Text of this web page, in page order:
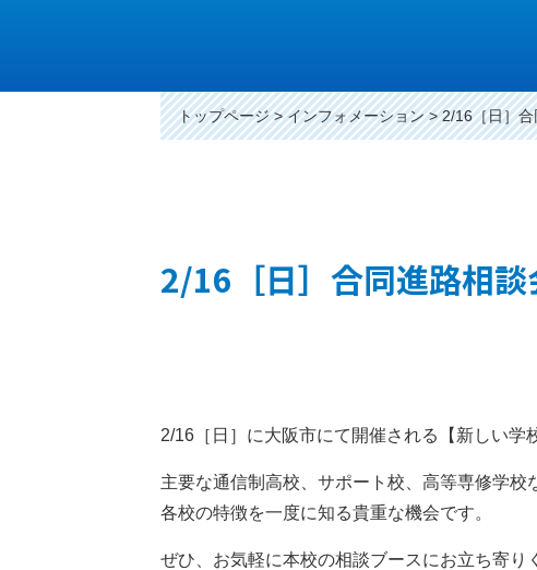
トップページ インフォメーション 2/16［日］
2/16［日］合同進路相
2/16［日］に大阪市にて開催される【新しい学
主要な通信制高校、サポート校、高等専修学校
各校の特徴を一度に知る貴重な機会です。
ぜひ、お気軽に本校の相談ブースにお立ち寄り